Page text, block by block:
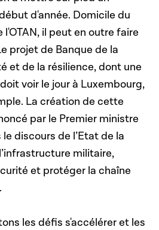
d'année. Domicile du
il peut en outre faire
projet de Banque de la
et de la résilience, dont une
voir le jour à Luxembourg,
La création de cette
par le Premier ministre
discours de l’Etat de la
militaire,
et protéger la chaîne
les défis s'accélérer et les